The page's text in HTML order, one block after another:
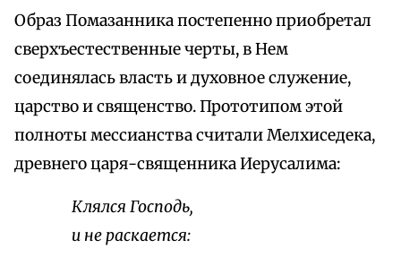
Образ Помазанника постепенно приобретал
сверхъестественные черты, в Нем
соединялась власть и духовное служение,
царство и священство. Прототипом этой
полноты мессианства считали Мелхиседека,
древнего царя-священника Иерусалима:
Клялся Господь,
и не раскается: